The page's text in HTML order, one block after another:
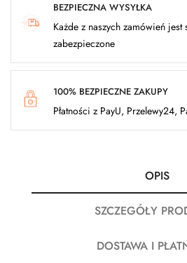
BEZPIECZNA WYSYŁKA
Każde z naszych zamówień jest
zabezpieczone
100% BEZPIECZNE ZAKUPY
Płatności z PayU, Przelewy24,
OPIS
SZCZEGÓŁY
DOSTAWA I